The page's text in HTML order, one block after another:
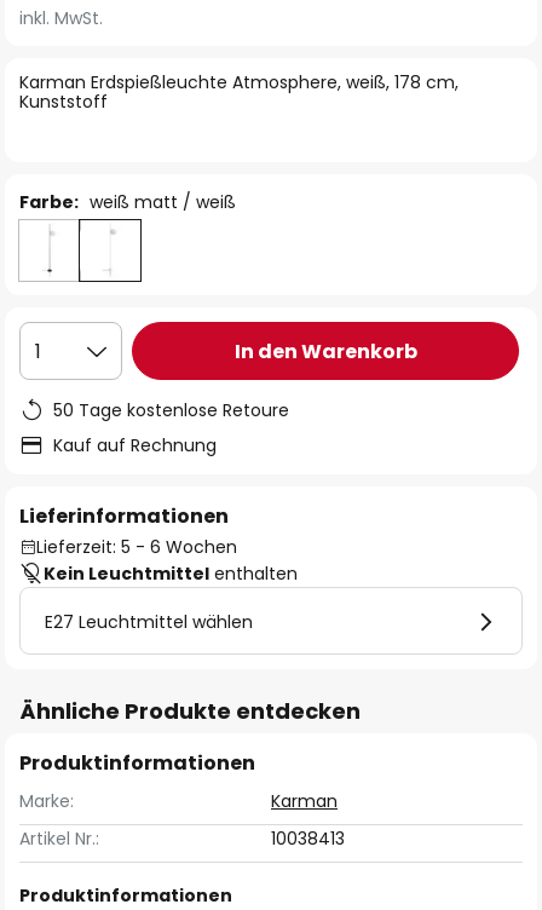
der
springen
Karman Erdspießleuchte Atmosphere, weiß, 178 cm,
Kunststoff
inkl. MwSt.
Farbe: weiß matt / weiß
1 In den Warenkorb
50 Tage kostenlose Retoure
Kauf auf Rechnung
Lieferinformationen
Lieferzeit: 5 - 6 Wochen
Kein Leuchtmittel enthalten
E27 Leuchtmittel wählen
Ähnliche Produkte entdecken
Produktinformationen
Marke:
Karman
Artikel Nr.:
10038413
Produktinformationen